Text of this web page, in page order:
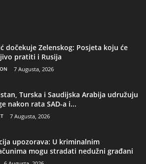
dočekuje Zelenskog: Posjeta koju će
pratiti i Rusija
7 Augusta, 2026
Turska i Saudijska Arabija udružuju
nakon rata SAD-a i...
7 Augusta, 2026
upozorava: U kriminalnim
mogu stradati nedužni građani